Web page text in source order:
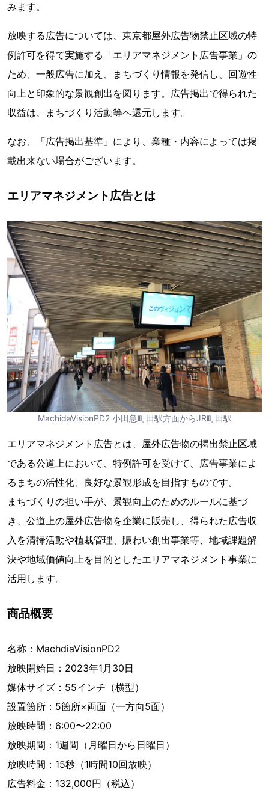
みます。
放映する広告については、東京都屋外広告物禁止区域の特
例許可を得て実施する「エリアマネジメント広告事業」の
ため、一般広告に加え、まちづくり情報を発信し、回遊性
向上と印象的な景観創出を図ります。広告掲出で得られた
収益は、まちづくり活動等へ還元します。
なお、「広告掲出基準」により、業種・内容によっては掲
載出来ない場合がございます。
エリアマネジメント広告とは
MachidaVisionPD2 小田急町田駅方面からJR町田駅
エリアマネジメント広告とは、屋外広告物の掲出禁止区域
である公道上において、特例許可を受けて、広告事業によ
るまちの活性化、良好な景観形成を目指すものです。
まちづくりの担い手が、景観向上のためのルールに基づ
き、公道上の屋外広告物を企業に販売し、得られた広告収
入を清掃活動や植栽管理、賑わい創出事業等、地域課題解
決や地域価値向上を目的としたエリアマネジメント事業に
活用します。
商品概要
名称：MachdiaVisionPD2
放映開始日：2023年1月30日
媒体サイズ：55インチ（横型）
設置箇所：5箇所×両面（一方向5面）
放映時間：6:00〜22:00
放映期間：1週間（月曜日から日曜日）
放映時間：15秒（1時間10回放映）
広告料金：132,000円（税込）